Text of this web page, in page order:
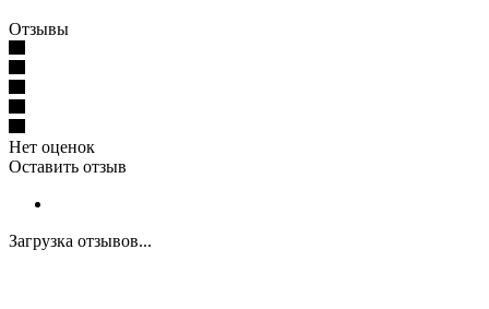
Отзывы
Нет оценок
Оставить отзыв
Загрузка отзывов...